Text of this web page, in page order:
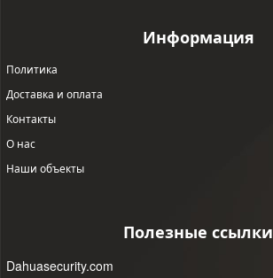
Информация
Политика
Доставка и оплата
Контакты
О нас
Наши объекты
Полезные ссылки
Dahuasecurity.com